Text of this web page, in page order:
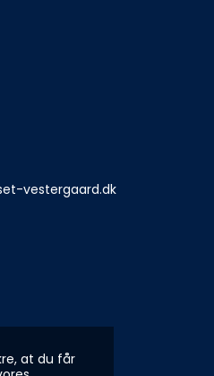
at du får
vestergaard.dk